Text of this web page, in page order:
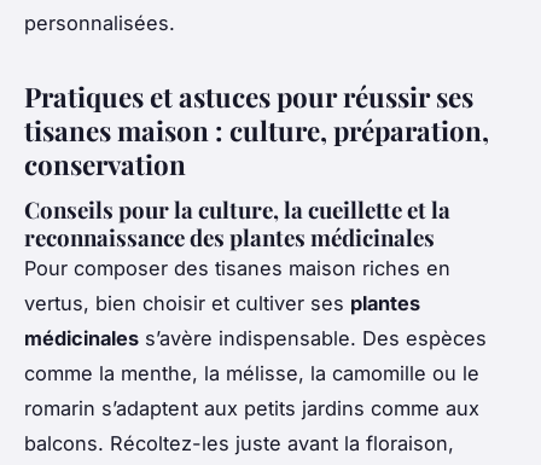
personnalisées.
Pratiques et astuces pour réussir ses
tisanes maison : culture, préparation,
conservation
Conseils pour la culture, la cueillette et la
reconnaissance des plantes médicinales
Pour composer des tisanes maison riches en
vertus, bien choisir et cultiver ses plantes
médicinales s’avère indispensable. Des espèces
comme la menthe, la mélisse, la camomille ou le
romarin s’adaptent aux petits jardins comme aux
balcons. Récoltez-les juste avant la floraison,